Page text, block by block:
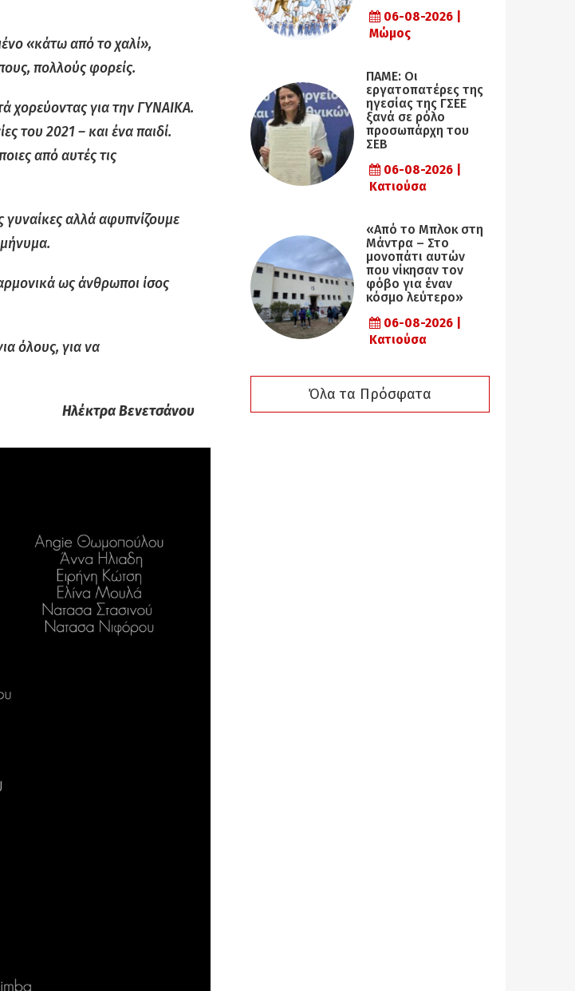
«κάτω από το χαλί»,
πολλούς φορείς.
χορεύοντας για την ΓΥΝΑΙΚΑ.
του 2021 – και ένα παιδί.
από αυτές τις
αλλά αφυπνίζουμε
ως άνθρωποι ίσος
όλους, για να
Ηλέκτρα Βενετσάνου
06-08-2026 |
Μώμος
ΠΑΜΕ: Οι
εργατοπατέρες της
ηγεσίας της ΓΣΕΕ
ξανά σε ρόλο
προσωπάρχη του
ΣΕΒ
06-08-2026 |
Κατιούσα
«Από το Μπλοκ στη
Μάντρα – Στο
μονοπάτι αυτών
που νίκησαν τον
φόβο για έναν
κόσμο λεύτερο»
06-08-2026 |
Κατιούσα
Όλα τα Πρόσφατα